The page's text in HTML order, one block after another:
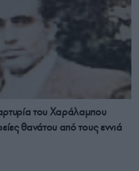
του Χαράλαμπου
θανάτου από τους εννιά